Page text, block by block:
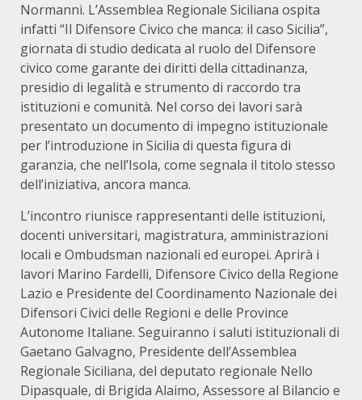
Normanni. L’Assemblea Regionale Siciliana ospita
infatti “Il Difensore Civico che manca: il caso Sicilia”,
giornata di studio dedicata al ruolo del Difensore
civico come garante dei diritti della cittadinanza,
presidio di legalità e strumento di raccordo tra
istituzioni e comunità. Nel corso dei lavori sarà
presentato un documento di impegno istituzionale
per l’introduzione in Sicilia di questa figura di
garanzia, che nell’Isola, come segnala il titolo stesso
dell’iniziativa, ancora manca.
L’incontro riunisce rappresentanti delle istituzioni,
docenti universitari, magistratura, amministrazioni
locali e Ombudsman nazionali ed europei. Aprirà i
lavori Marino Fardelli, Difensore Civico della Regione
Lazio e Presidente del Coordinamento Nazionale dei
Difensori Civici delle Regioni e delle Province
Autonome Italiane. Seguiranno i saluti istituzionali di
Gaetano Galvagno, Presidente dell’Assemblea
Regionale Siciliana, del deputato regionale Nello
Dipasquale, di Brigida Alaimo, Assessore al Bilancio e